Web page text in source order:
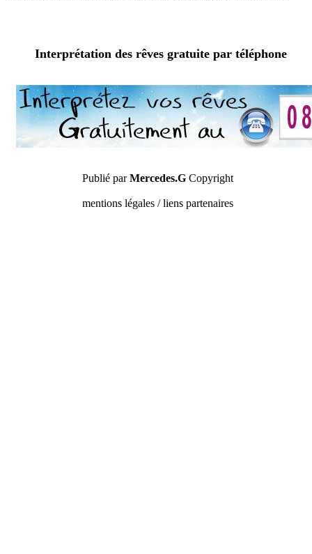
Interprétation des rêves gratuite par téléphone
Publié parMercedes.GCopyright
mentions légales / liens partenaires